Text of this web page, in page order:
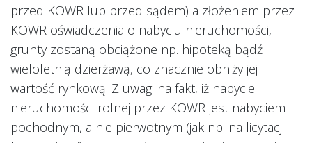
przed KOWR lub przed sądem) a złożeniem przez
KOWR oświadczenia o nabyciu nieruchomości,
grunty zostaną obciążone np. hipoteką bądź
wieloletnią dzierżawą, co znacznie obniży jej
wartość rynkową. Z uwagi na fakt, iż nabycie
nieruchomości rolnej przez KOWR jest nabyciem
pochodnym, a nie pierwotnym (jak np. na licytacji